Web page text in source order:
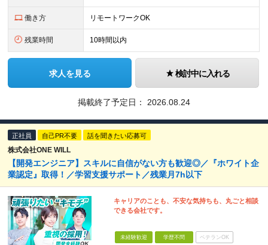
働き方 リモートワークOK
残業時間 10時間以内
求人を見る 検討中に入れる
掲載終了予定日： 2026.08.24
正社員 自己PR不要 話を聞きたい応募可
株式会社ONE WILL
【開発エンジニア】スキルに自信がない方も歓迎◎／『ホワイト企
業認定』取得！／学習支援サポート／残業月7h以下
キャリアのことも、不安な気持ちも、丸ごと相談
できる会社です。
未経験歓迎 学歴不問 ベテランOK